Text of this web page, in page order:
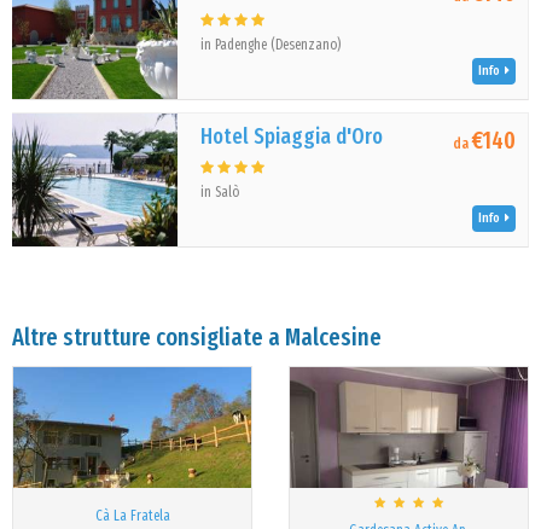
in Padenghe (Desenzano)
Info
Hotel Spiaggia d'Oro
in Salò
da€140
Info
Altre strutture consigliate a Malcesine
Cà La Fratela